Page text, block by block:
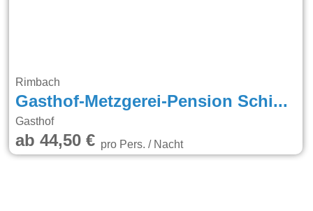
Rimbach
Gasthof-Metzgerei-Pension Schierlitz
Gasthof
ab 44,50 €pro Pers. / Nacht